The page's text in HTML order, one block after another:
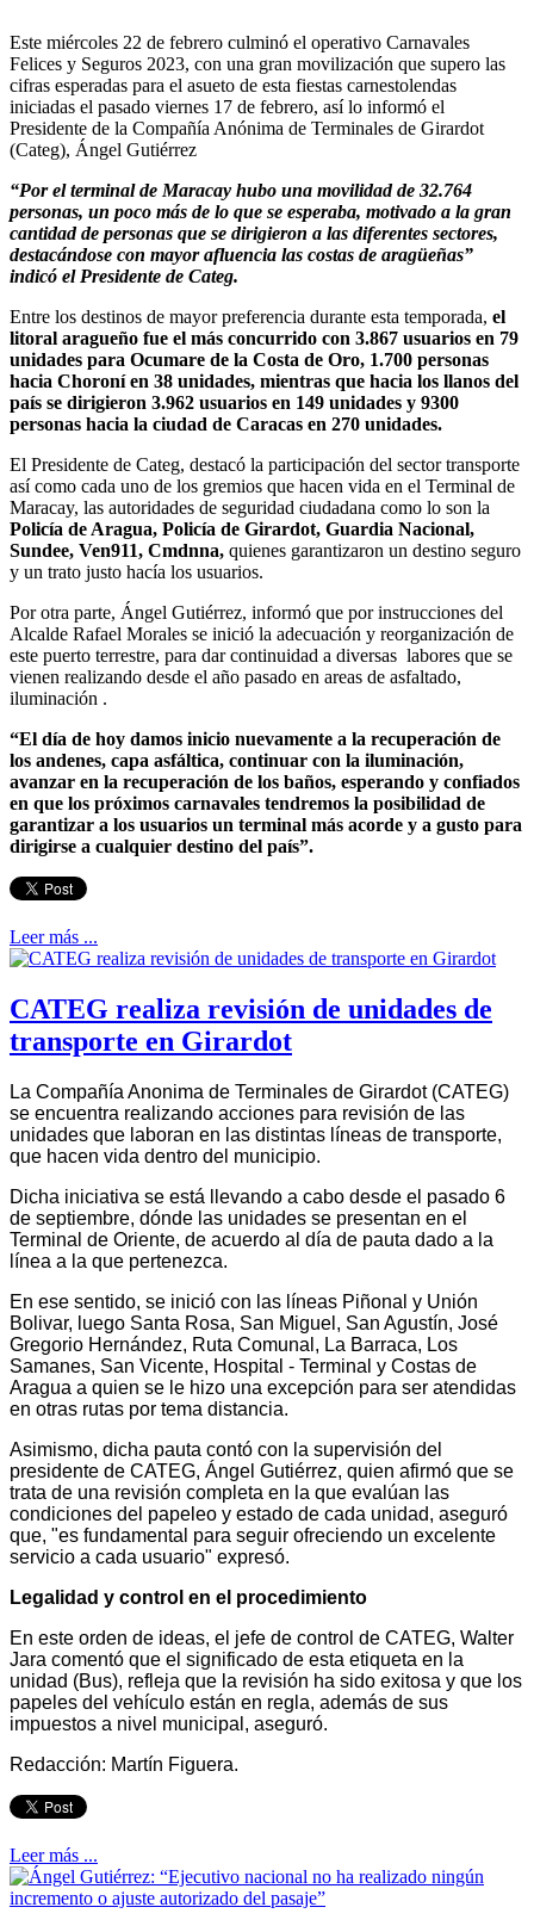
Este miércoles 22 de febrero culminó el operativo Carnavales
Felices y Seguros 2023, con una gran movilización que supero las
cifras esperadas para el asueto de esta fiestas carnestolendas
iniciadas el pasado viernes 17 de febrero, así lo informó el
Presidente de la Compañía Anónima de Terminales de Girardot
(Categ), Ángel Gutiérrez
“Por el terminal de Maracay hubo una movilidad de 32.764
personas, un poco más de lo que se esperaba, motivado a la gran
cantidad de personas que se dirigieron a las diferentes sectores,
destacándose con mayor afluencia las costas de aragüeñas”
indicó el Presidente de Categ.
Entre los destinos de mayor preferencia durante esta temporada, el
litoral aragueño fue el más concurrido con 3.867 usuarios en 79
unidades para Ocumare de la Costa de Oro, 1.700 personas
hacia Choroní en 38 unidades, mientras que hacia los llanos del
país se dirigieron 3.962 usuarios en 149 unidades y 9300
personas hacia la ciudad de Caracas en 270 unidades.
El Presidente de Categ, destacó la participación del sector transporte
así como cada uno de los gremios que hacen vida en el Terminal de
Maracay, las autoridades de seguridad ciudadana como lo son la
Policía de Aragua, Policía de Girardot, Guardia Nacional,
Sundee, Ven911, Cmdnna, quienes garantizaron un destino seguro
y un trato justo hacía los usuarios.
Por otra parte, Ángel Gutiérrez, informó que por instrucciones del
Alcalde Rafael Morales se inició la adecuación y reorganización de
este puerto terrestre, para dar continuidad a diversas labores que se
vienen realizando desde el año pasado en areas de asfaltado,
iluminación .
“El día de hoy damos inicio nuevamente a la recuperación de
los andenes, capa asfáltica, continuar con la iluminación,
avanzar en la recuperación de los baños, esperando y confiados
en que los próximos carnavales tendremos la posibilidad de
garantizar a los usuarios un terminal más acorde y a gusto para
dirigirse a cualquier destino del país”.
Leer más ...
CATEG realiza revisión de unidades de
transporte en Girardot
La Compañía Anonima de Terminales de Girardot (CATEG)
se encuentra realizando acciones para revisión de las
unidades que laboran en las distintas líneas de transporte,
que hacen vida dentro del municipio.
Dicha iniciativa se está llevando a cabo desde el pasado 6
de septiembre, dónde las unidades se presentan en el
Terminal de Oriente, de acuerdo al día de pauta dado a la
línea a la que pertenezca.
En ese sentido, se inició con las líneas Piñonal y Unión
Bolivar, luego Santa Rosa, San Miguel, San Agustín, José
Gregorio Hernández, Ruta Comunal, La Barraca, Los
Samanes, San Vicente, Hospital - Terminal y Costas de
Aragua a quien se le hizo una excepción para ser atendidas
en otras rutas por tema distancia.
Asimismo, dicha pauta contó con la supervisión del
presidente de CATEG, Ángel Gutiérrez, quien afirmó que se
trata de una revisión completa en la que evalúan las
condiciones del papeleo y estado de cada unidad, aseguró
que, "es fundamental para seguir ofreciendo un excelente
servicio a cada usuario" expresó.
Legalidad y control en el procedimiento
En este orden de ideas, el jefe de control de CATEG, Walter
Jara comentó que el significado de esta etiqueta en la
unidad (Bus), refleja que la revisión ha sido exitosa y que los
papeles del vehículo están en regla, además de sus
impuestos a nivel municipal, aseguró.
Redacción: Martín Figuera.
Leer más ...